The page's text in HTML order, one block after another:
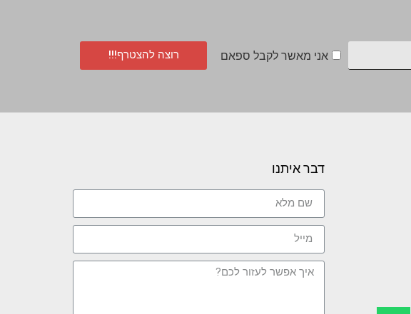
אני מאשר לקבל ספאם רוצה להצטרף!!!
דבר איתנו